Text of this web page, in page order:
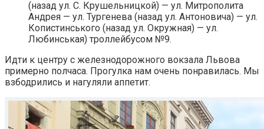
(назад ул. С. Крушельницкой) — ул. Митрополита
Андрея — ул. Тургенева (назад ул. Антоновича) — ул.
Копистинського (назад ул. Окружная) — ул.
Любинськая) троллейбусом №9.
Идти к центру с железнодорожного вокзала Львова
примерно полчаса. Прогулка нам очень понравилась. Мы
взбодрились и нагуляли аппетит.